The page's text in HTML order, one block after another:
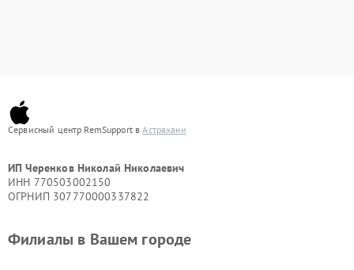
Сервисный центр RemSupport вАстрахани
ИП Черенков Николай Николаевич
ИНН 770503002150
ОГРНИП 307770000337822
Филиалы в Вашем городе